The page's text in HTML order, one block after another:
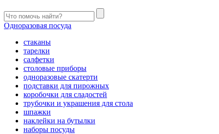
Одноразовая посуда
стаканы
тарелки
салфетки
столовые приборы
одноразовые скатерти
подставки для пирожных
коробочки для сладостей
трубочки и украшения для стола
шпажки
наклейки на бутылки
наборы посуды